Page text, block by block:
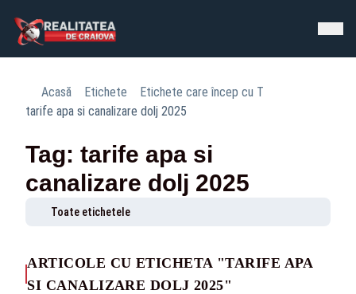
Acasă Etichete
Etichete care încep cu T
tarife apa si canalizare dolj 2025
Tag: tarife apa si
canalizare dolj 2025
Toate etichetele
ARTICOLE CU ETICHETA "TARIFE APA
SI CANALIZARE DOLJ 2025"